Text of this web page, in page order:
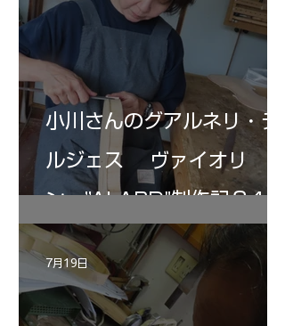
小川さんのグアルネリ・デ
ルジェス ヴァイオリ
ン ”ALARD"制作記３4
7月19日